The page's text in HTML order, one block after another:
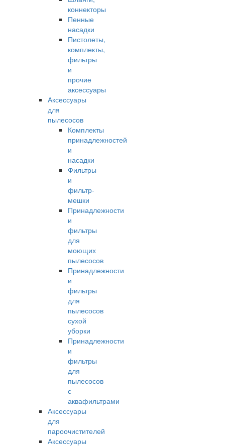
коннекторы
Пенные
насадки
Пистолеты,
комплекты,
фильтры
и
прочие
аксессуары
Аксессуары
для
пылесосов
Комплекты
принадлежностей
и
насадки
Фильтры
и
фильтр-
мешки
Принадлежности
и
фильтры
для
моющих
пылесосов
Принадлежности
и
фильтры
для
пылесосов
сухой
уборки
Принадлежности
и
фильтры
для
пылесосов
с
аквафильтрами
Аксессуары
для
пароочистителей
Аксессуары